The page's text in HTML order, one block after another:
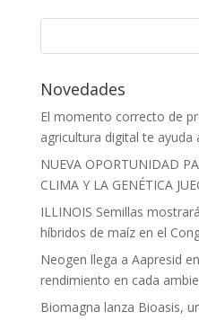
Novedades
El momento correcto de
agricultura digital te ayuda
NUEVA OPORTUNIDAD
CLIMA Y LA GENÉTICA
ILLINOIS Semillas
híbridos de maíz en el
Neogen llega a Aapresid
rendimiento en cada
Biomagna lanza Bioasis,